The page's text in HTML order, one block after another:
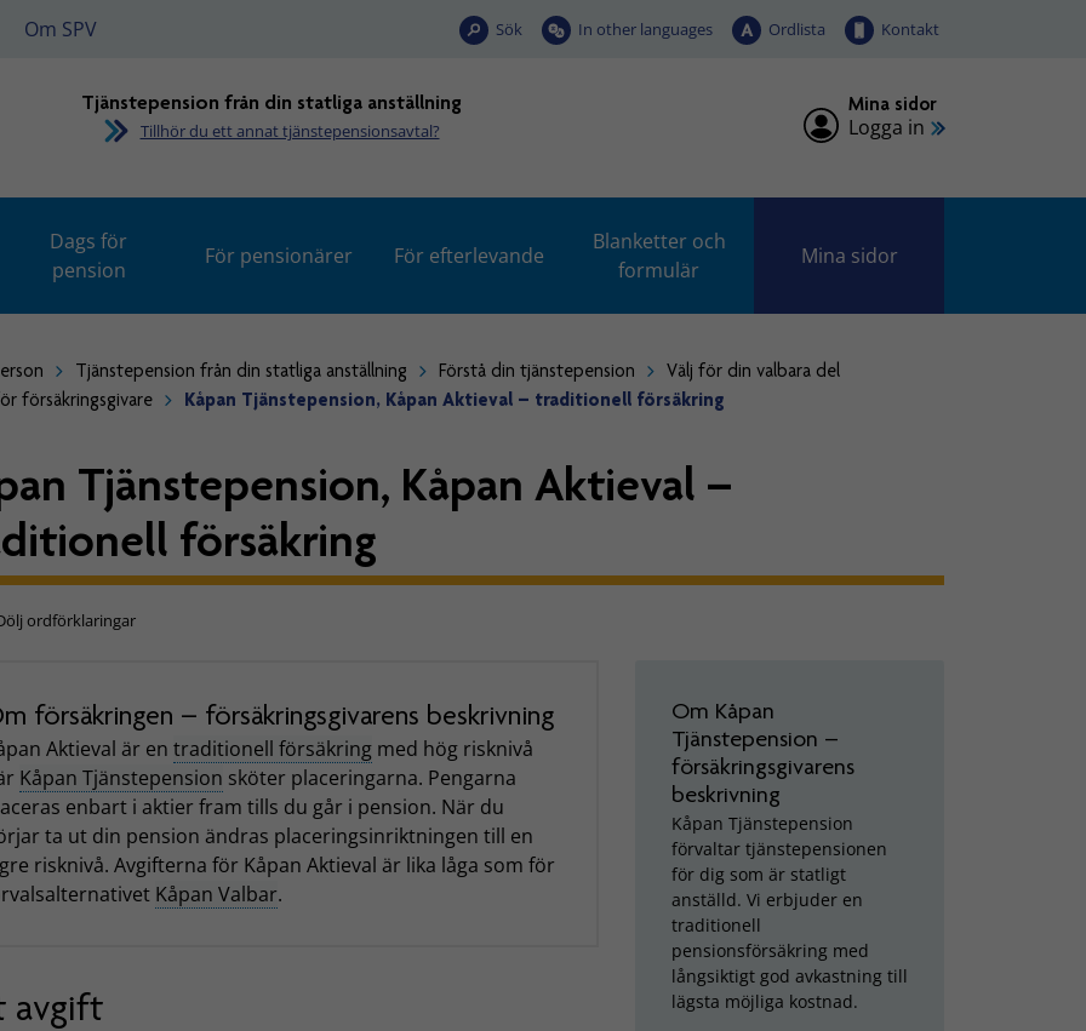
Om SPV Sök In other languages Ordlista Kontakt
Tjänstepension från din statliga anställning
Tillhör du ett annat tjänstepensionsavtal?
Mina sidor
Logga in
Dags för
pension
För pensionärer För efterlevande
Blanketter och
formulär
Mina sidor
Tjänstepension från din statliga anställning Förstå din tjänstepension
Välj för din valbara del
försäkringsgivare
Kåpan Tjänstepension, Kåpan Aktieval – traditionell försäkring
Tjänstepension, Kåpan Aktieval –
försäkring
ordförklaringar
försäkringen – försäkringsgivarens beskrivning
Aktieval är en traditionell försäkring med hög risknivå
Kåpan Tjänstepension sköter placeringarna. Pengarna
enbart i aktier fram tills du går i pension. När du
ta ut din pension ändras placeringsinriktningen till en
risknivå. Avgifterna för Kåpan Aktieval är lika låga som för
Kåpan Valbar.
avgift
Om Kåpan
Tjänstepension –
försäkringsgivarens
beskrivning
Kåpan Tjänstepension
förvaltar tjänstepensionen
för dig som är statligt
anställd. Vi erbjuder en
traditionell
pensionsförsäkring med
långsiktigt god avkastning till
lägsta möjliga kostnad.